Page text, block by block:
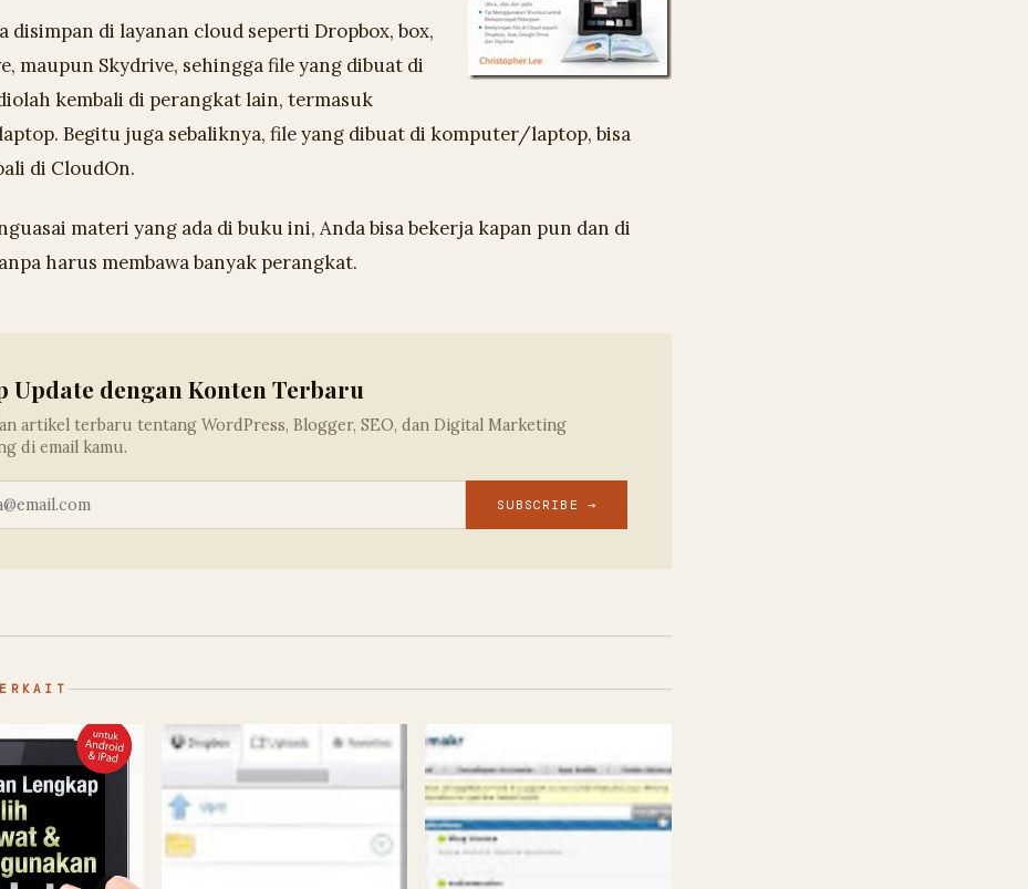
disimpan di layanan cloud seperti Dropbox, box,
maupun Skydrive, sehingga file yang dibuat di
kembali di perangkat lain, termasuk
Begitu juga sebaliknya, file yang dibuat di komputer/laptop, bisa
di CloudOn.
materi yang ada di buku ini, Anda bisa bekerja kapan pun dan di
harus membawa banyak perangkat.
Update dengan Konten Terbaru
artikel terbaru tentang WordPress, Blogger, SEO, dan Digital Marketing
di email kamu.
SUBSCRIBE →